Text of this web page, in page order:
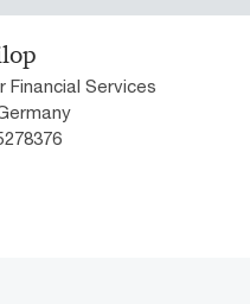
Financial Services